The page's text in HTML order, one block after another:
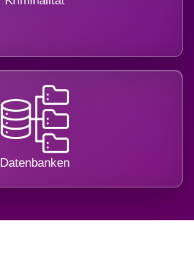
Datenbanken